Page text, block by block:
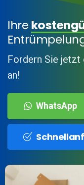
Ihre
Fordern Sie jetzt
an!
WhatsApp